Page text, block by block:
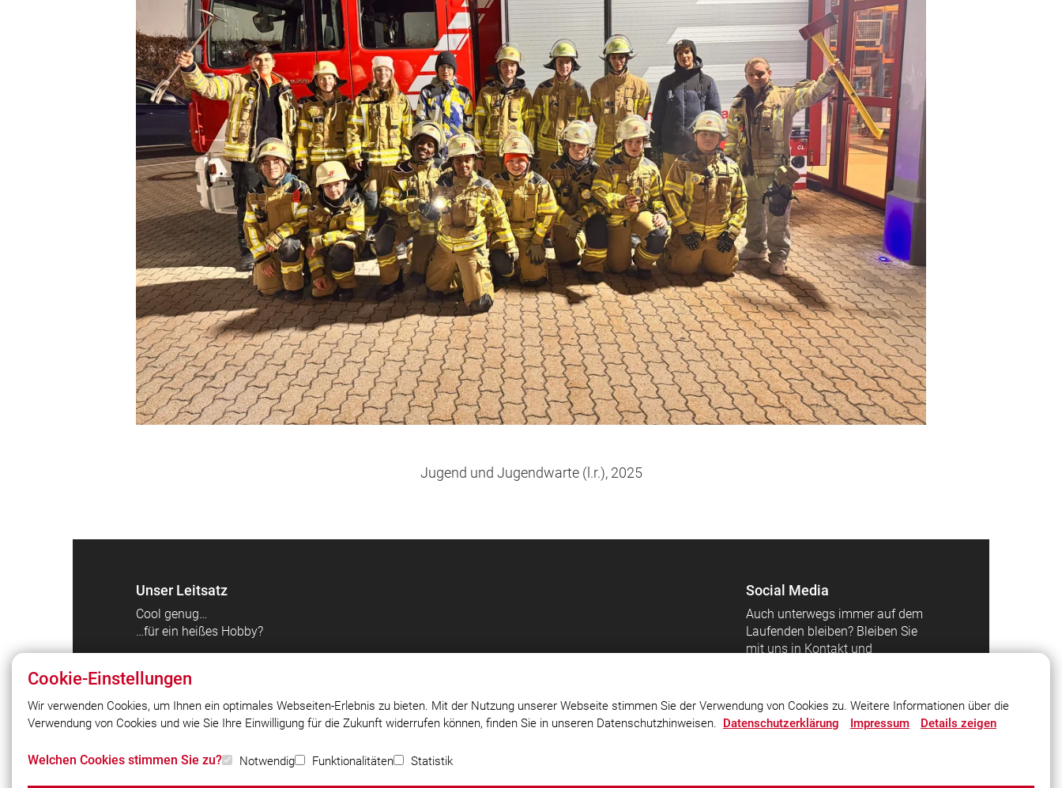
Jugend und Jugendwarte (l.r.), 2025
Unser Leitsatz
Cool genug…
…für ein heißes Hobby?
Social Media
Auch unterwegs immer auf dem
Laufenden bleiben? Bleiben Sie
mit uns in Kontakt und
Bahnhof
Cookie-Einstellungen
Wir verwenden Cookies, um Ihnen ein optimales Webseiten-Erlebnis zu bieten. Mit der Nutzung unserer Webseite stimmen Sie der Verwendung von Cookies zu. Weitere Informationen über die
Verwendung von Cookies und wie Sie Ihre Einwilligung für die Zukunft widerrufen können, finden Sie in unseren Datenschutzhinweisen. Datenschutzerklärung Impressum Details zeigen
Welchen Cookies stimmen Sie zu? Notwendig Funktionalitäten Statistik